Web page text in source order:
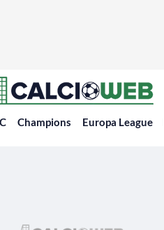
Champions Europa League